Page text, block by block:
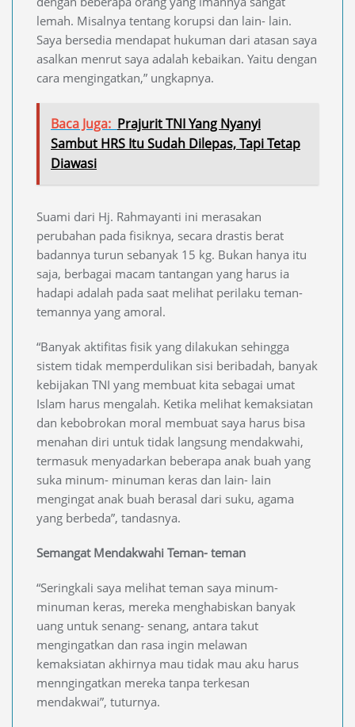
lemah. Misalnya tentang korupsi dan lain- lain.
Saya bersedia mendapat hukuman dari atasan saya
asalkan menrut saya adalah kebaikan. Yaitu dengan
cara mengingatkan,” ungkapnya.
Baca Juga: Prajurit TNI Yang Nyanyi
Sambut HRS Itu Sudah Dilepas, Tapi Tetap
Diawasi
Suami dari Hj. Rahmayanti ini merasakan
perubahan pada fisiknya, secara drastis berat
badannya turun sebanyak 15 kg. Bukan hanya itu
saja, berbagai macam tantangan yang harus ia
hadapi adalah pada saat melihat perilaku teman-
temannya yang amoral.
“Banyak aktifitas fisik yang dilakukan sehingga
sistem tidak memperdulikan sisi beribadah, banyak
kebijakan TNI yang membuat kita sebagai umat
Islam harus mengalah. Ketika melihat kemaksiatan
dan kebobrokan moral membuat saya harus bisa
menahan diri untuk tidak langsung mendakwahi,
termasuk menyadarkan beberapa anak buah yang
suka minum- minuman keras dan lain- lain
mengingat anak buah berasal dari suku, agama
yang berbeda”, tandasnya.
Semangat Mendakwahi Teman- teman
“Seringkali saya melihat teman saya minum-
minuman keras, mereka menghabiskan banyak
uang untuk senang- senang, antara takut
mengingatkan dan rasa ingin melawan
kemaksiatan akhirnya mau tidak mau aku harus
menngingatkan mereka tanpa terkesan
mendakwai”, tuturnya.